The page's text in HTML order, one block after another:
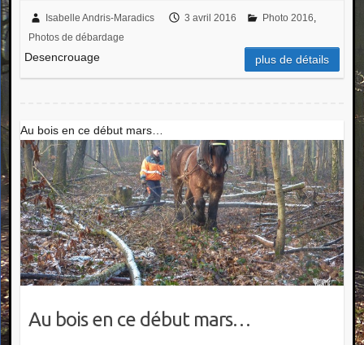
Isabelle Andris-Maradics 3 avril 2016 Photo 2016,
Photos de débardage
Desencrouage plus de détails
Au bois en ce début mars…
Au bois en ce début mars…